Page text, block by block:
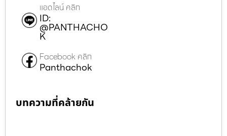
แอดไลน์ คลิก
ID:
@PANTHACHO
K
Facebook คลิก
Panthachok
บทความที่คล้ายกัน